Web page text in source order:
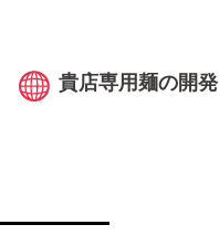
貴店専用麺の開発